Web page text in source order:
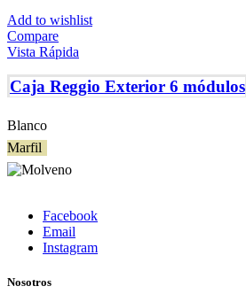
Add to wishlist
Compare
Vista Rápida
Caja Reggio Exterior 6 módulos
Blanco
Marfil
Facebook
Email
Instagram
Nosotros